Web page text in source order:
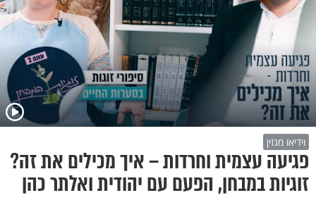
וידיאו מגזין
פגיעה עצמית וחרדות – איך מכילים את זה?
זוגיות במבחן, הפעם עם יהודית ואלתר כהן